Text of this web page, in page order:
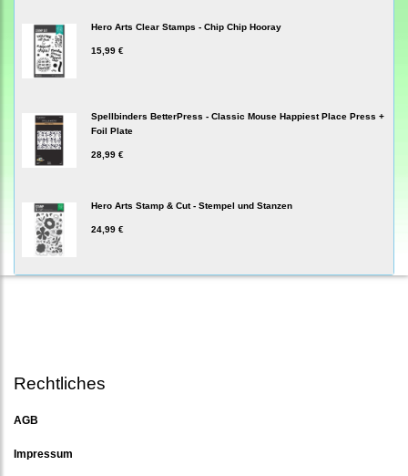
Hero Arts Clear Stamps - Chip Chip Hooray
15,99 €
Spellbinders BetterPress - Classic Mouse Happiest Place Press +
Foil Plate
28,99 €
Hero Arts Stamp & Cut - Stempel und Stanzen
24,99 €
Rechtliches
AGB
Impressum